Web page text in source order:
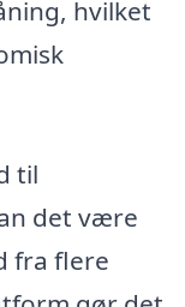
hvilket
til
det være
fra flere